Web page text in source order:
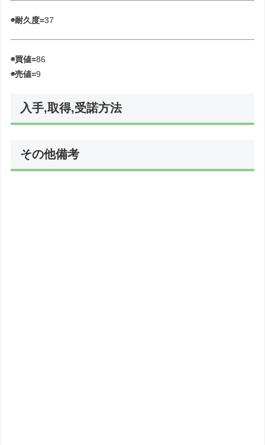
◉耐久度=37
◉買値=86
◉売値=9
入手,取得,受諾方法
その他備考